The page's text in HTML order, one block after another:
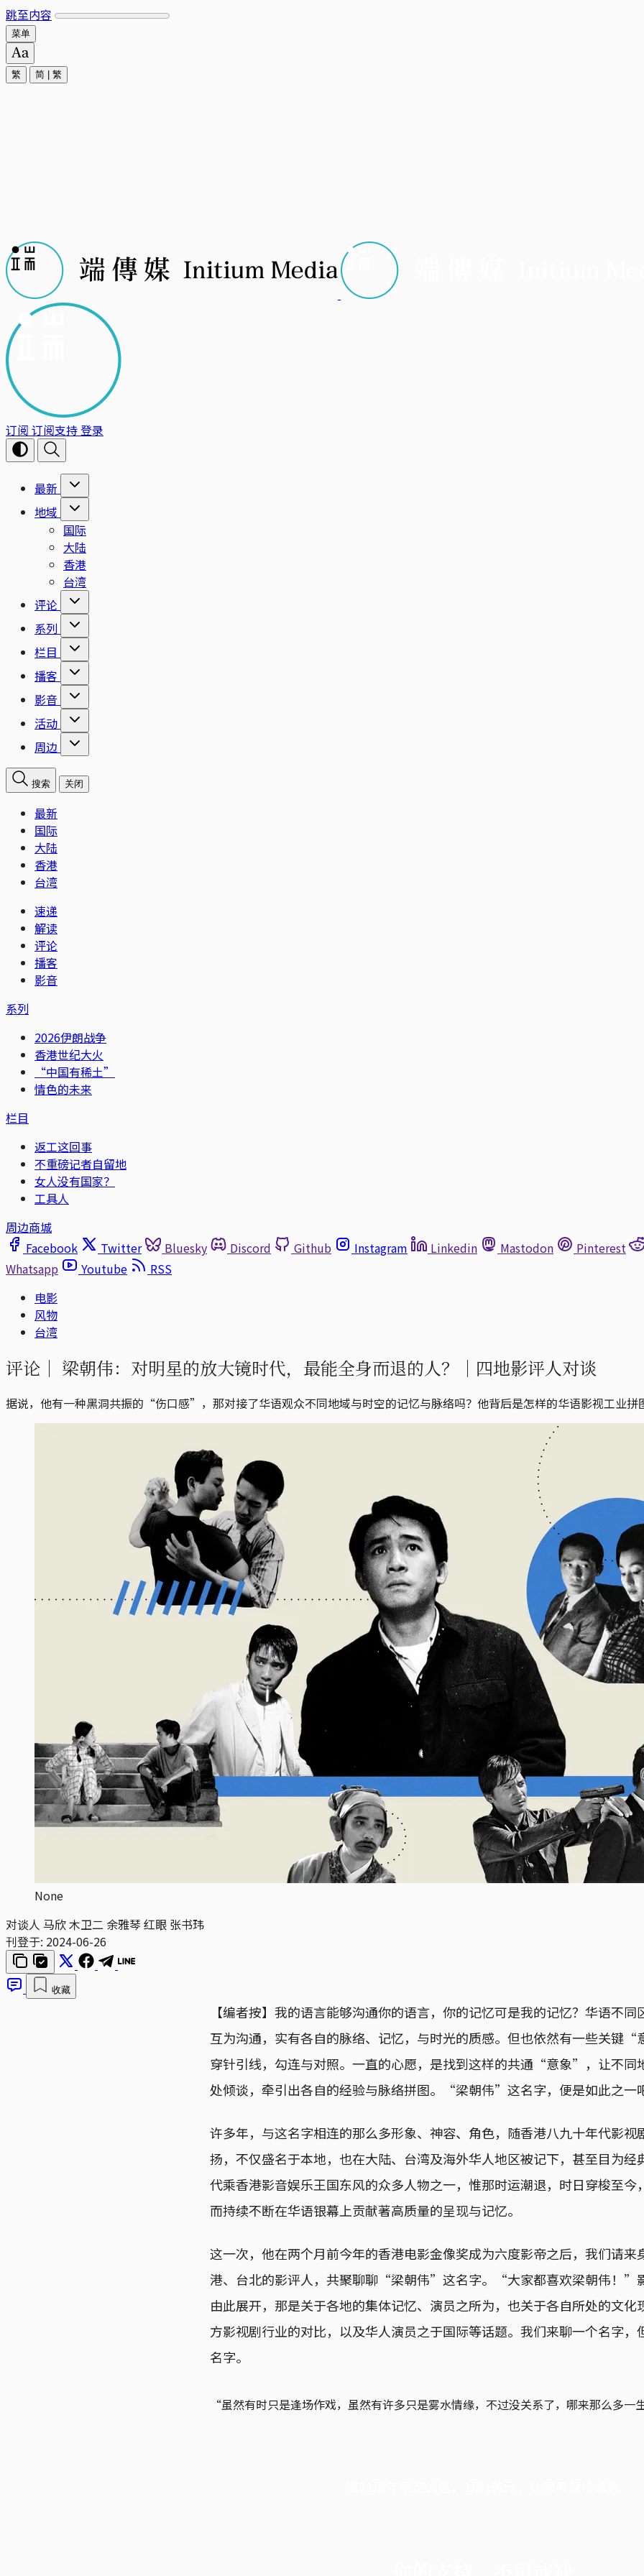
跳至内容
菜单
繁 简 繁
订阅 订阅支持登录
最新
地域
国际
大陆
香港
台湾
评论
系列
栏目
播客
影音
活动
周边
搜索 关闭
最新
国际
大陆
香港
台湾
速递
解读
评论
播客
影音
系列
2026伊朗战争
香港世纪大火
“中国有稀土”
情色的未来
栏目
返工这回事
不重磅记者自留地
女人没有国家？
工具人
周边商城
Facebook
Twitter Bluesky Discord Github Instagram Linkedin Mastodon
Pinterest
Whatsapp
Youtube
RSS
电影
风物
台湾
评论｜ 梁朝伟：对明星的放大镜时代，最能全身而退的人？｜四地影评人对谈
据说，他有一种黑洞共振的“伤口感”，那对接了华语观众不同地域与时空的记忆与脉络吗？他背后是怎样的华语影视工业拼
None
对谈人 马欣 木卫二 余雅琴 红眼 张书玮
刊登于: 2024-06-26
收藏
【编者按】我的语言能够沟通你的语言，你的记忆可是我的记忆？华语不
互为沟通，实有各自的脉络、记忆，与时光的质感。但也依然有一些关键
穿针引线，勾连与对照。一直的心愿，是找到这样的共通“意象”，让不同
处倾谈，牵引出各自的经验与脉络拼图。“梁朝伟”这名字，便是如此之一
许多年，与这名字相连的那么多形象、神容、角色，随香港八九十年代影视
扬，不仅盛名于本地，也在大陆、台湾及海外华人地区被记下，甚至目为经
代乘香港影音娱乐王国东风的众多人物之一，惟那时运潮退，时日穿梭至今
而持续不断在华语银幕上贡献著高质量的呈现与记忆。
这一次，他在两个月前今年的香港电影金像奖成为六度影帝之后，我们请来
港、台北的影评人，共聚聊聊“梁朝伟”这名字。“大家都喜欢梁朝伟！”
由此展开，那是关于各地的集体记忆、演员之所为，也关于各自所处的文化
方影视剧行业的对比，以及华人演员之于国际等话题。我们来聊一个名字，
名字。
“虽然有时只是逢场作戏，虽然有许多只是雾水情缘，不过没关系了，哪来那么多